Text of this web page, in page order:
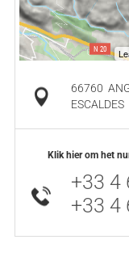
66760
ESCALDES
Klik hier om het
+33 4
+33 4